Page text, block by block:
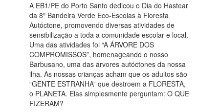
A EB1/PE do Porto Santo dedicou o Dia do Hastear
da 8º Bandeira Verde Eco-Escolas à Floresta
Autóctone, promovendo diversas atividades de
sensibilização a toda a comunidade escolar e local.
Uma das atividades foi “A ÁRVORE DOS
COMPROMISSOS”, homenageando o nosso
Barbusano, uma das árvores autóctones da nossa
ilha. As nossas crianças acham que os adultos são
“GENTE ESTRANHA” que destroem a FLORESTA,
o PLANETA. Elas simplesmente perguntam: O QUE
FIZERAM?